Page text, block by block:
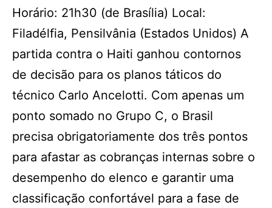
Horário: 21h30 (de Brasília) Local:
Filadélfia, Pensilvânia (Estados Unidos) A
partida contra o Haiti ganhou contornos
de decisão para os planos táticos do
técnico Carlo Ancelotti. Com apenas um
ponto somado no Grupo C, o Brasil
precisa obrigatoriamente dos três pontos
para afastar as cobranças internas sobre o
desempenho do elenco e garantir uma
classificação confortável para a fase de